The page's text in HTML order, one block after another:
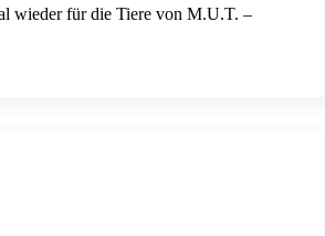
wieder für die Tiere von M.U.T. –